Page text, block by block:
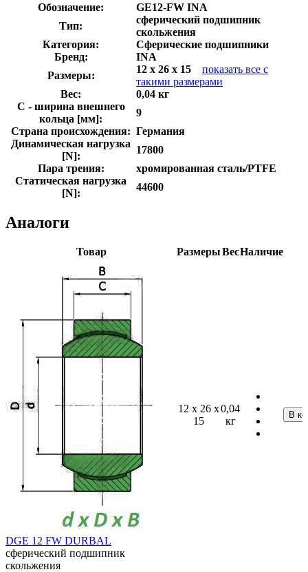
Обозначение:
GE12-FW INA
Тип:
сферический подшипник
скольжения
Категория:
Сферические подшипники
Бренд:
INA
Размеры:
12 x 26 x 15
показать все с
такими размерами
Вес:
0,04 кг
C - ширина внешнего
кольца [мм]:
9
Страна происхождения: Германия
Динамическая нагрузка
[N]:
17800
Пара трения:
хромированная сталь/PTFE
Статическая нагрузка
[N]:
44600
Аналоги
Товар РазмерыВесНаличие
DGE 12 FW DURBAL
сферический подшипник
скольжения
12 x 26 x
15
0,04
кг